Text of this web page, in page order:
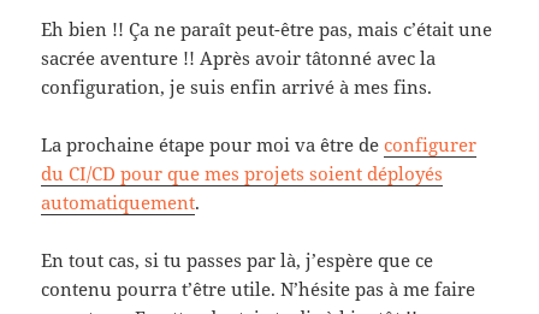
Eh bien !! Ça ne paraît peut-être pas, mais c’était une
sacrée aventure !! Après avoir tâtonné avec la
configuration, je suis enfin arrivé à mes fins.
La prochaine étape pour moi va être deconfigurer
du CI/CD pour que mes projets soient déployés
automatiquement.
En tout cas, si tu passes par là, j’espère que ce
contenu pourra t’être utile. N’hésite pas à me faire